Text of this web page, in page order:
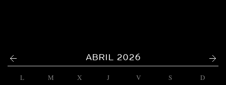
ABRIL 2026
L M X J V S
D